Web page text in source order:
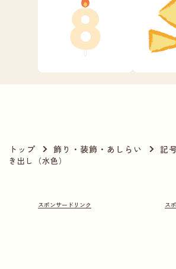
トップ 飾り・装飾・あしらい 記
き出し（水色）